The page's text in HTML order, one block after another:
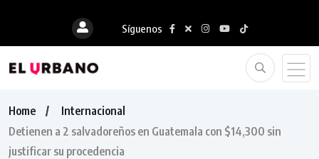
Síguenos
Home
Internacional
Detienen a 2 salvadoreños en Guatemala con $14,300 sin
justificar su procedencia